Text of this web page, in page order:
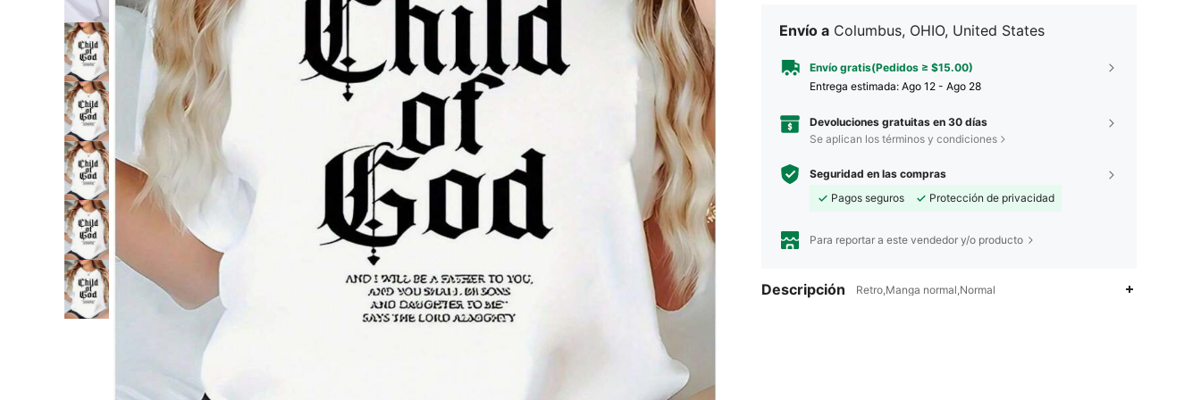
Envío a Columbus, OHIO, United States
Envío gratis(Pedidos ≥ $15.00)
Entrega estimada: Ago 12 - Ago 28
Devoluciones gratuitas en 30 días
Se aplican los términos y condiciones
Seguridad en las compras
Pagos seguros
Protección de privacidad
Para reportar a este vendedor y/o producto
Descripción Retro,Manga normal,Normal